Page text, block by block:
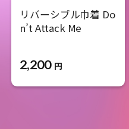
リバーシブル巾着 Do
n’t Attack Me
2,200 円